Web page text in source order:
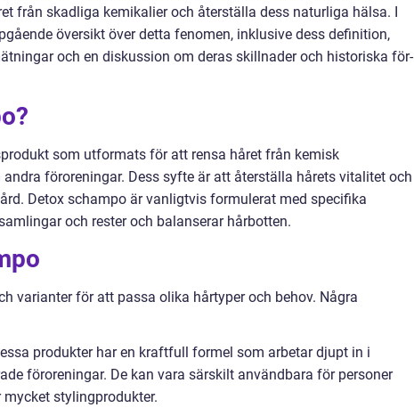
från skadliga kemikalier och återställa dess naturliga hälsa. I
översikt över detta fenomen, inklusive dess definition,
och en diskussion om deras skillnader och historiska för-
som utformats för att rensa håret från kemisk
föroreningar. Dess syfte är att återställa hårets vitalitet och
Detox schampo är vanligtvis formulerat med specifika
och rester och balanserar hårbotten.
varianter för att passa olika hårtyper och behov. Några
produkter har en kraftfull formel som arbetar djupt in i
föroreningar. De kan vara särskilt användbara för personer
stylingprodukter.